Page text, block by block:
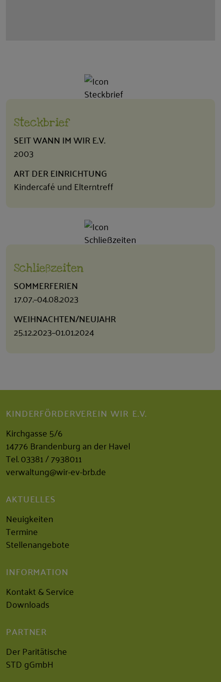
Steckbrief
SEIT WANN IM WIR E.V.
2003
ART DER EINRICHTUNG
Kindercafé und Elterntreff
Schließzeiten
SOMMERFERIEN
17.07.–04.08.2023
WEIHNACHTEN/NEUJAHR
25.12.2023–01.01.2024
KINDERFÖRDERVEREIN WIR E.V.
Kirchgasse 5/6
14776 Brandenburg an der Havel
Tel.03381 / 7938011
verwaltung@wir-ev-brb.de
AKTUELLES
Neuigkeiten
Termine
Stellenangebote
INFORMATION
Kontakt & Service
Downloads
PARTNER
Der Paritätische
STD gGmbH